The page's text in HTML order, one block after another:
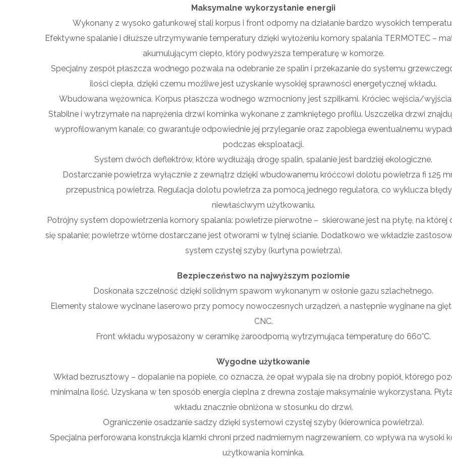
Maksymalne wykorzystanie energii
Wykonany z wysoko gatunkowej stali korpus i front odporny na działanie bardzo wysokich
Efektywne spalanie i dłuższe utrzymywanie temperatury dzięki wyłożeniu komory spalania TERMOTEC –
akumulującym ciepło, który podwyższa temperaturę w komorze.
Specjalny zespół płaszcza wodnego pozwala na odebranie ze spalin i przekazanie do systemu
ilości ciepła, dzięki czemu możliwe jest uzyskanie wysokiej sprawności energetycznej wkładu.
Wbudowana wężownica. Korpus płaszcza wodnego wzmocniony jest szpilkami. Króciec wejścia/
Stabilne i wytrzymałe na naprężenia drzwi kominka wykonane z zamkniętego profilu. Uszczelka drzwi
wyprofilowanym kanale, co gwarantuje odpowiednie jej przyleganie oraz zapobiega ewentualnemu
podczas eksploatacji.
System dwóch deflektrów, które wydłużają drogę spalin, spalanie jest bardziej ekologiczne.
Dostarczanie powietrza wyłącznie z zewnątrz dzięki wbudowanemu króćcowi dolotu powietrza fi 125
przepustnicą powietrza. Regulacja dolotu powietrza za pomocą jednego regulatora, co wyklucza
niewłaściwym użytkowaniu.
Potrójny system dopowietrzenia komory spalania: powietrze pierwotne – skierowane jest na płytę, na której
się spalanie; powietrze wtórne dostarczane jest otworami w tylnej ścianie. Dodatkowo we wkładzie
system czystej szyby (kurtyna powietrza).
Bezpieczeństwo na najwyższym poziomie
Doskonała szczelność dzięki solidnym spawom wykonanym w osłonie gazu szlachetnego.
Elementy stalowe wycinane laserowo przy pomocy nowoczesnych urządzeń, a następnie wyginane na
CNC.
Front wkładu wyposażony w ceramikę żaroodporną wytrzymująca temperaturę do 660°C.
Wygodne użytkowanie
Wkład bezrusztowy – dopalanie na popiele, co oznacza, że opał wypala się na drobny popiół, którego
minimalna ilość. Uzyskana w ten sposób energia cieplna z drewna zostaje maksymalnie wykorzystana.
wkładu znacznie obniżona w stosunku do drzwi.
Ograniczenie osadzanie sadzy dzięki systemowi czystej szyby (kierownica powietrza).
Specjalna perforowana konstrukcja klamki chroni przed nadmiernym nagrzewaniem, co wpływa na wysoki
użytkowania kominka.